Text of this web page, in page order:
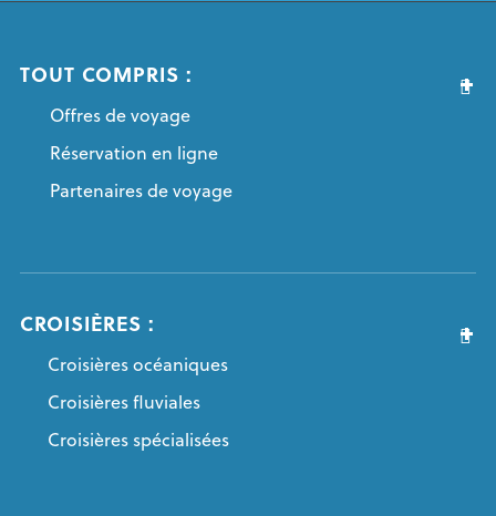
TOUT COMPRIS :
Offres de voyage
Réservation en ligne
Partenaires de voyage
CROISIÈRES :
Croisières océaniques
Croisières fluviales
Croisières spécialisées